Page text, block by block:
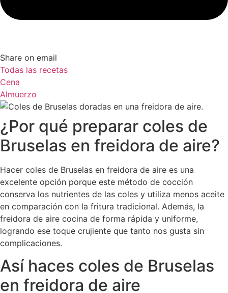
Share on email
Todas las recetas
Cena
Almuerzo
¿Por qué preparar coles de
Bruselas en freidora de aire?
Hacer coles de Bruselas en freidora de aire es una
excelente opción porque este método de cocción
conserva los nutrientes de las coles y utiliza menos aceite
en comparación con la fritura tradicional. Además, la
freidora de aire cocina de forma rápida y uniforme,
logrando ese toque crujiente que tanto nos gusta sin
complicaciones.
Así haces coles de Bruselas
en freidora de aire